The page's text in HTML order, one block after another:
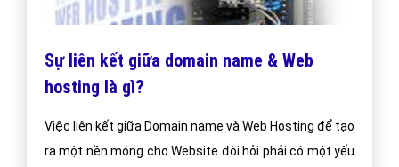
Sự liên kết giữa domain name & Web
hosting là gì?
Việc liên kết giữa Domain name và Web Hosting để tạo
ra một nền móng cho Website đòi hỏi phải có một yếu